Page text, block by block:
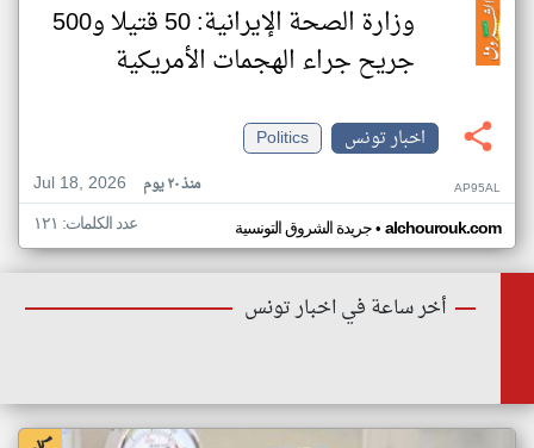
وزارة الصحة الإيرانية: 50 قتيلا و500
جريح جراء الهجمات الأمريكية
اخبار تونس
Politics
Jul 18, 2026
منذ ٢٠ يوم AP95AL
جريدة الشروق التونسية• alchourouk.com عدد الكلمات: ١٢١
أخر ساعة في اخبار تونس